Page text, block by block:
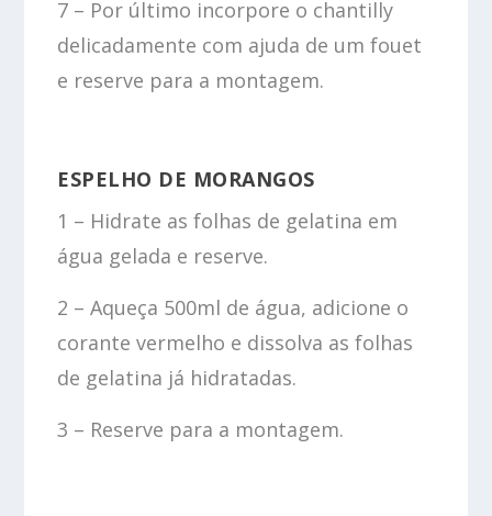
7 – Por último incorpore o chantilly
delicadamente com ajuda de um fouet
e reserve para a montagem.
ESPELHO DE MORANGOS
1 – Hidrate as folhas de gelatina em
água gelada e reserve.
2 – Aqueça 500ml de água, adicione o
corante vermelho e dissolva as folhas
de gelatina já hidratadas.
3 – Reserve para a montagem.